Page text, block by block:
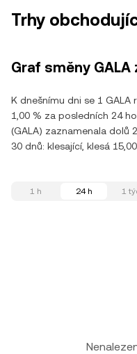
Trhy
Graf směny GALA
K dnešnímu dni se 1 GALA
1,00 % za posledních 24
(GALA) zaznamenala dolů
30 dnů: klesající, klesá 15,00
1 h 24 h 1